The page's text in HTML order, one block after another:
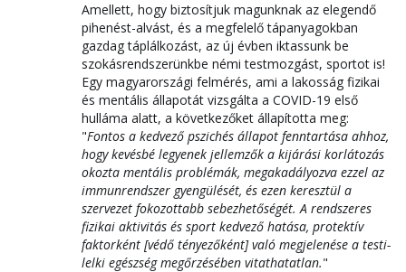
Amellett, hogy biztosítjuk magunknak az elegendő
pihenést-alvást, és a megfelelő tápanyagokban
gazdag táplálkozást, az új évben iktassunk be
szokásrendszerünkbe némi testmozgást, sportot is!
Egy magyarországi felmérés, ami a lakosság fizikai
és mentális állapotát vizsgálta a COVID-19 első
hulláma alatt, a következőket állapította meg:
"Fontos a kedvező pszichés állapot fenntartása ahhoz,
hogy kevésbé legyenek jellemzők a kijárási korlátozás
okozta mentális problémák, megakadályozva ezzel az
immunrendszer gyengülését, és ezen keresztül a
szervezet fokozottabb sebezhetőségét. A rendszeres
fizikai aktivitás és sport kedvező hatása, protektív
faktorként [védő tényezőként] való megjelenése a testi-
lelki egészség megőrzésében vitathatatlan."